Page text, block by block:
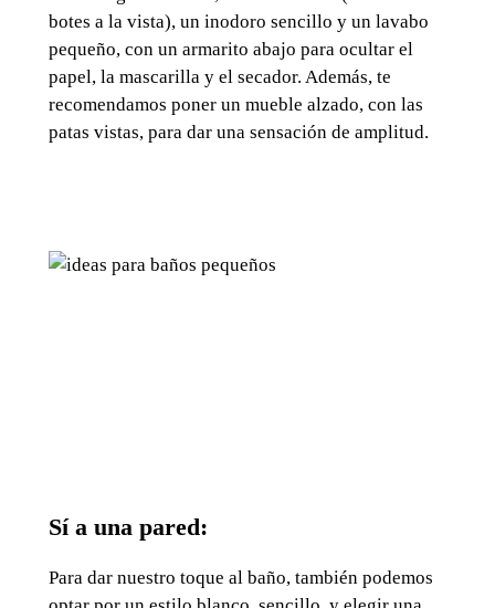
botes a la vista), un inodoro sencillo y un lavabo
pequeño, con un armarito abajo para ocultar el
papel, la mascarilla y el secador. Además, te
recomendamos poner un mueble alzado, con las
patas vistas, para dar una sensación de amplitud.
Sí a una pared:
Para dar nuestro toque al baño, también podemos